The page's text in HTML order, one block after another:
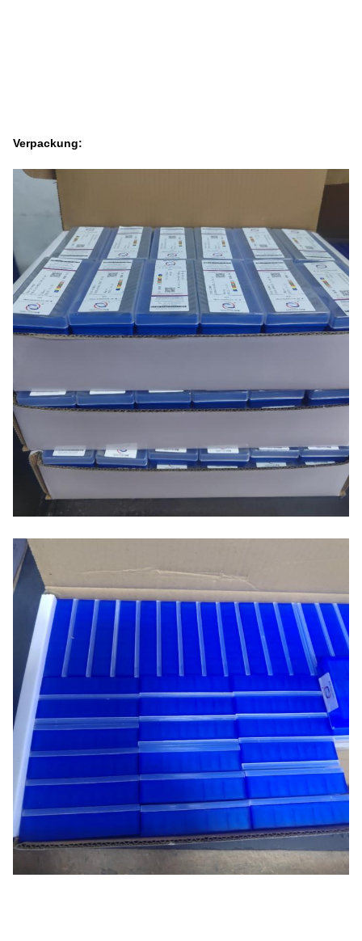
Verpackung: